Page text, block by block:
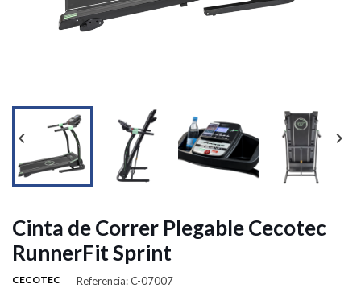
 
Cinta de Correr Plegable Cecotec
RunnerFit Sprint
CECOTEC Referencia: C-07007